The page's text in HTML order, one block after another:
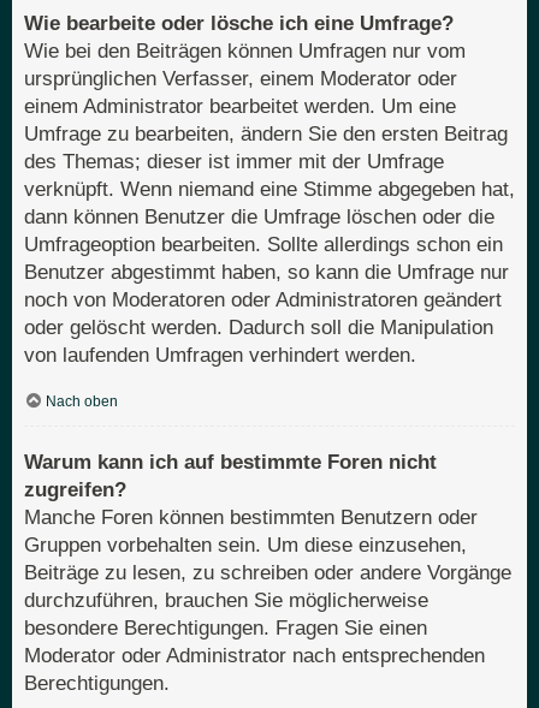
Wie bearbeite oder lösche ich eine Umfrage?
Wie bei den Beiträgen können Umfragen nur vom
ursprünglichen Verfasser, einem Moderator oder
einem Administrator bearbeitet werden. Um eine
Umfrage zu bearbeiten, ändern Sie den ersten Beitrag
des Themas; dieser ist immer mit der Umfrage
verknüpft. Wenn niemand eine Stimme abgegeben hat,
dann können Benutzer die Umfrage löschen oder die
Umfrageoption bearbeiten. Sollte allerdings schon ein
Benutzer abgestimmt haben, so kann die Umfrage nur
noch von Moderatoren oder Administratoren geändert
oder gelöscht werden. Dadurch soll die Manipulation
von laufenden Umfragen verhindert werden.
Nach oben
Warum kann ich auf bestimmte Foren nicht
zugreifen?
Manche Foren können bestimmten Benutzern oder
Gruppen vorbehalten sein. Um diese einzusehen,
Beiträge zu lesen, zu schreiben oder andere Vorgänge
durchzuführen, brauchen Sie möglicherweise
besondere Berechtigungen. Fragen Sie einen
Moderator oder Administrator nach entsprechenden
Berechtigungen.